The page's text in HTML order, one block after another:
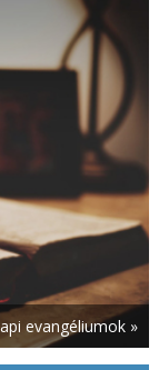
evangéliumok »